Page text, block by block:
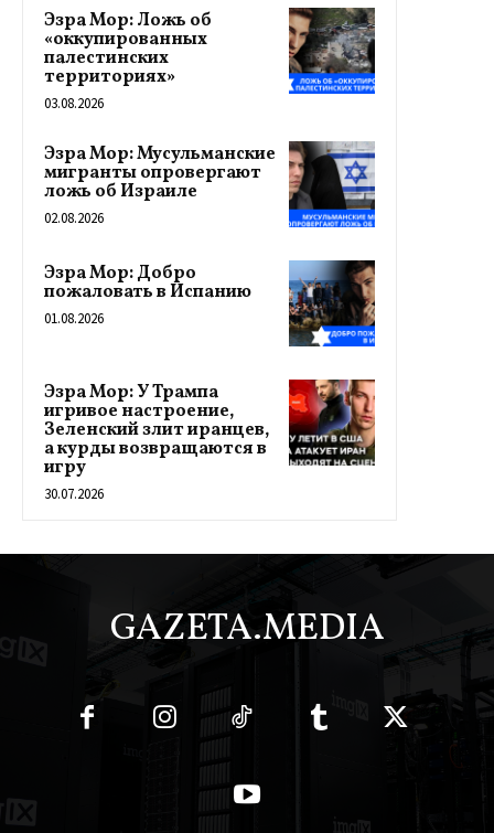
Эзра Мор: Ложь об
«оккупированных
палестинских
территориях»
03.08.2026
Эзра Мор: Мусульманские
мигранты опровергают
ложь об Израиле
02.08.2026
Эзра Мор: Добро
пожаловать в Испанию
01.08.2026
Эзра Мор: У Трампа
игривое настроение,
Зеленский злит иранцев,
а курды возвращаются в
игру
30.07.2026
GAZETA.MEDIA